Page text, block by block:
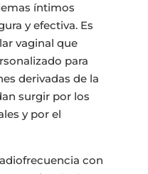
íntimos
y efectiva. Es
vaginal que
para
derivadas de la
surgir por los
y por el
con